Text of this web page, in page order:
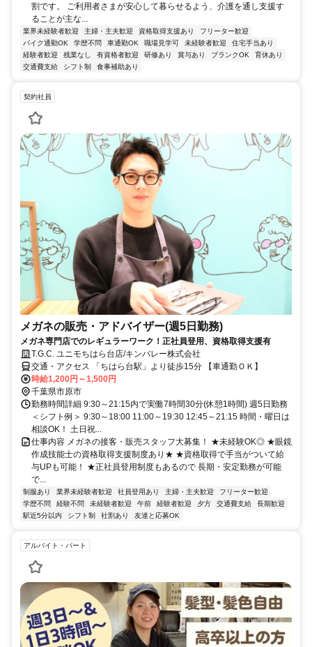
割です。 ご利用者さまが安心して暮らせるよう、介護を通し支援す
ることが主な...
業界未経験者歓迎 主婦・主夫歓迎 資格取得支援あり
フリーター歓迎
バイク通勤OK
学歴不問 車通勤OK 職場見学可 未経験者歓迎
住宅手当あり
経験者歓迎
残業なし 有資格者歓迎 研修あり 賞与あり ブランクOK
育休あり
交通費支給
シフト制 食事補助あり
契約社員
メガネの販売・アドバイザー(週5日勤務)
メガネ専門店でのレギュラーワーク！正社員登用、資格取得支援有
T.G.C. ユニモちはら台店/キンバレー株式会社
交通・アクセス 「ちはら台駅」より徒歩15分 【車通勤ＯＫ】
時給1,200円～1,500円
千葉県市原市
勤務時間詳細 9:30～21:15内で実働7時間30分(休憩1時間) 週5日勤務
＜シフト例＞ 9:30～18:00 11:00～19:30 12:45～21:15 時間・曜日は
相談OK！ 土日祝...
仕事内容 メガネの接客・販売スタッフ大募集！ ★未経験OK◎ ★眼鏡
作成技能士の資格取得支援制度あり★ ★資格取得で手当がついて給
与UPも可能！ ★正社員登用制度もあるので 長期・安定勤務が可能
で...
制服あり 業界未経験者歓迎 社員登用あり 主婦・主夫歓迎
フリーター歓迎
学歴不問
経験不問 未経験者歓迎 午前 経験者歓迎 夕方 交通費支給
長期歓迎
駅近5分以内
シフト制 社割あり 友達と応募OK
アルバイト・パート